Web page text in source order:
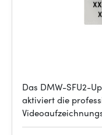
Das DMW-SFU2-
aktiviert die